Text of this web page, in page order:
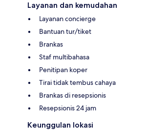
Layanan dan kemudahan
Layanan concierge
Bantuan tur/tiket
Brankas
Staf multibahasa
Penitipan koper
Tirai tidak tembus cahaya
Brankas di resepsionis
Resepsionis 24 jam
Keunggulan lokasi